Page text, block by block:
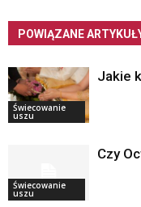
POWIĄZANE
Świecowanie
uszu
Jakie
Świecowanie
uszu
Czy